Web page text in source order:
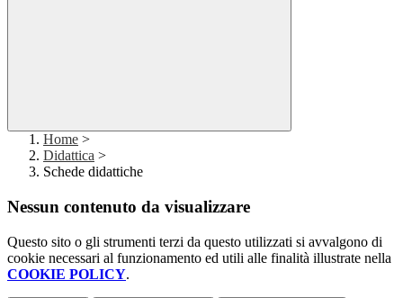
Home >
Didattica >
Schede didattiche
Nessun contenuto da visualizzare
Questo sito o gli strumenti terzi da questo utilizzati si avvalgono di
cookie necessari al funzionamento ed utili alle finalità illustrate nella
COOKIE POLICY.